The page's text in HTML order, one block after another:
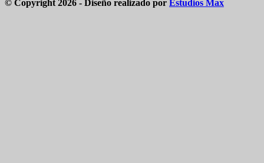
© Copyright 2026 - Diseño realizado por Estudios Max